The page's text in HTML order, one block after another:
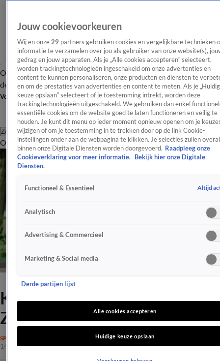
OverzichtAfleveringen Entertainment TV Algemeen
Tip
de redactieNieuwsbrief
Volg Shownieuws
Zoeken
OverzichtEntertainmentSpraakmakendRealityCrimeVideo's
Kijkers in tranen door Kopen
Zonder Kijken-aflevering
SPRAAKMAKEND
14 apr 2025, 21:42
Jouw cookievoorkeuren
Wij en onze 29 partners gebruiken cookies en vergelijkbare technieken
informatie te verzamelen over jou als gebruiker van onze website(s),
gedrag en jouw apparaten. Als je „Alle cookies accepteren” selecteert,
worden trackingtechnologieën ingeschakeld om onze advertenties en
content te kunnen personaliseren, onze producten en diensten te
en om de prestaties van advertenties en content te meten. Als je
keuze opslaan” selecteert of je toestemming intrekt, worden deze
trackingtechnologieën uitgeschakeld. We gebruiken dan enkel
essentiële cookies om de website goed te laten functioneren en veilig te
houden. Je kunt dit menu op ieder moment opnieuw openen om je
wijzigen of om je toestemming in te trekken door op de link Cookie-
instellingen onder aan de webpagina te klikken. Je selecties zullen overal
binnen onze Digitale Diensten worden doorgevoerd. Raadpleeg onze
Cookieverklaring voor meer informatie.
Bekijk hier onze Digitale
Diensten.
Functioneel & Essentieel Altijd
Analytisch
Advertising & Commercieel
Marketing & Social media
Derde partijen lijst
Alle cookies accepteren
Huidige keuze opslaan